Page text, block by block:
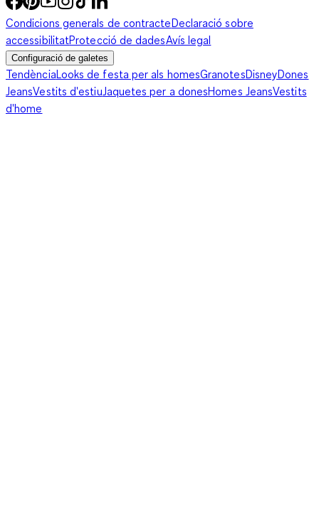
Condicions generals de contracteDeclaració sobre
accessibilitatProtecció de dadesAvís legal
Configuració de galetes
TendènciaLooks de festa per als homesGranotesDisneyDones
JeansVestits d'estiuJaquetes per a donesHomes JeansVestits
d'home